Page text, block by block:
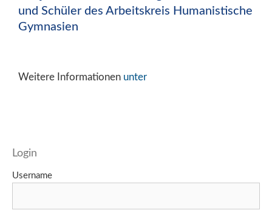
und Schüler des Arbeitskreis Humanistische
Gymnasien
Weitere Informationen unter
Login
Username